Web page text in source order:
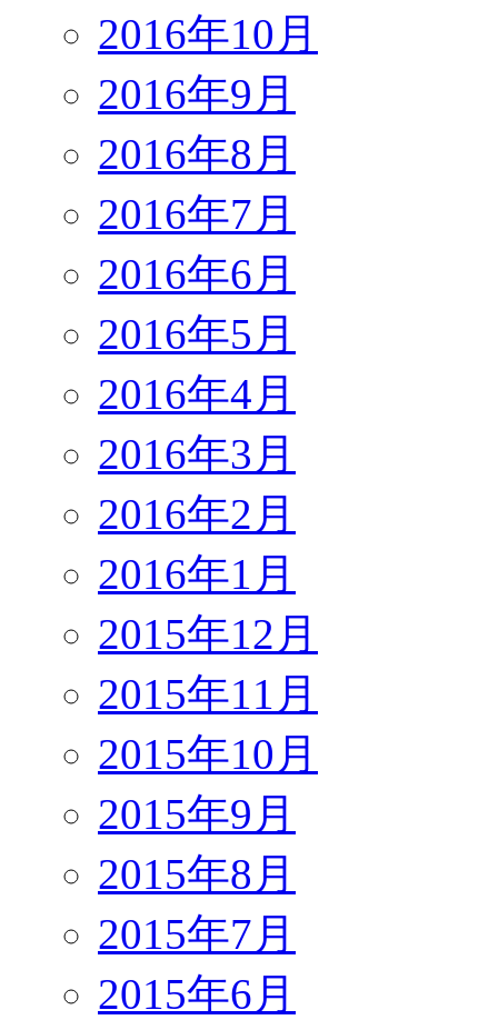
2016年10月
2016年9月
2016年8月
2016年7月
2016年6月
2016年5月
2016年4月
2016年3月
2016年2月
2016年1月
2015年12月
2015年11月
2015年10月
2015年9月
2015年8月
2015年7月
2015年6月